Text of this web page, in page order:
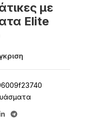
με
Elite